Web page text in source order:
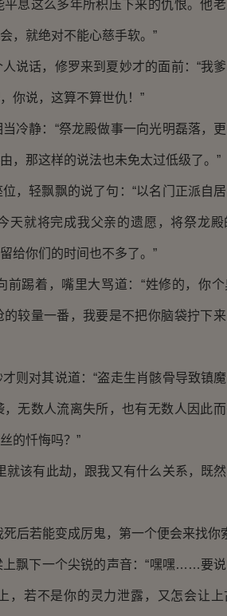
息这么多年所积压下来的仇恨。他
，就绝对不能心慈手软。”
话，修罗来到夏妙才的面前：“我
你说，这算不算世仇！”
静：“祭龙殿做事一向光明磊落，
，那这样的说法也未免太过低级了。”
轻飘飘的说了句：“以名门正派自
天就将完成我父亲的遗愿，将祭龙
给你们的时间也不多了。”
踢着，嘴里大骂道：“姓修的，你个
较量一番，我要是不把你脑袋拧下
对其说道：“盗走生肖骸骨导致镇
无数人流离失所，也有无数人因此
的忏悔吗？”
该有此劫，跟我又有什么关系，既
后若能变成厉鬼，第一个便会来找
下一个尖锐的声音：“嘿嘿……要说
，若不是你的灵力泄露，又怎会让